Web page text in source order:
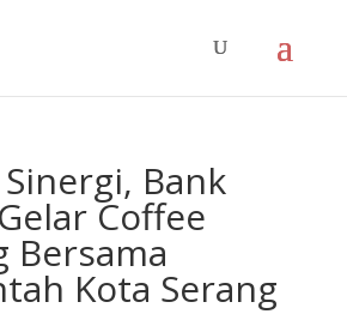
Bank
Coffee
Bersama
Kota Serang